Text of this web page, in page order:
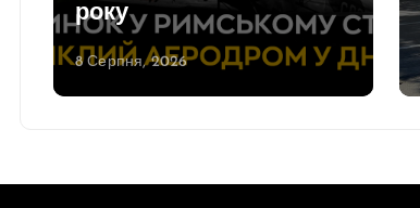
року
8 Серпня, 2026